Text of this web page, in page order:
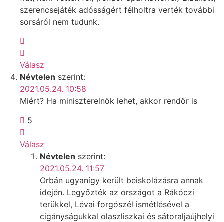
szerencsejáték adósságért félholtra verték további
sorsáról nem tudunk.
Válasz
Névtelen szerint:
2021.05.24. 10:58
Miért? Ha miniszterelnök lehet, akkor rendőr is
5
Válasz
Névtelen szerint:
2021.05.24. 11:57
Orbán ugyanígy került beiskolázásra annak
idején. Legyőzték az országot a Rákóczi
terükkel, Lévai forgószél ismétlésével a
cigányságukkal olaszliszkai és sátoraljaújhelyi